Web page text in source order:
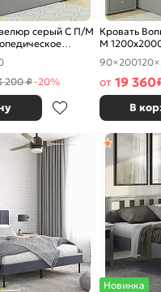
велюр серый С П/М
мягкое
200 ₽-20%
Кровать
М
основание,
90×200
от 19 360
В
Новинка